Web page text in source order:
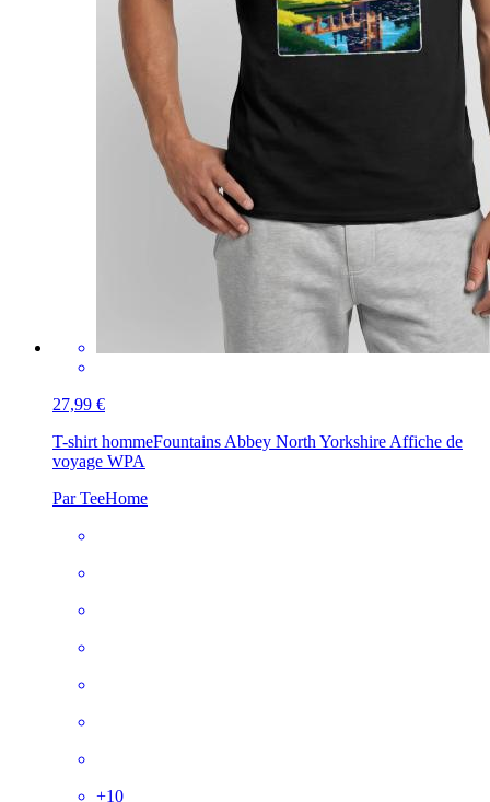
27,99 €
T-shirt hommeFountains Abbey North Yorkshire Affiche de
voyage WPA
Par TeeHome
+10